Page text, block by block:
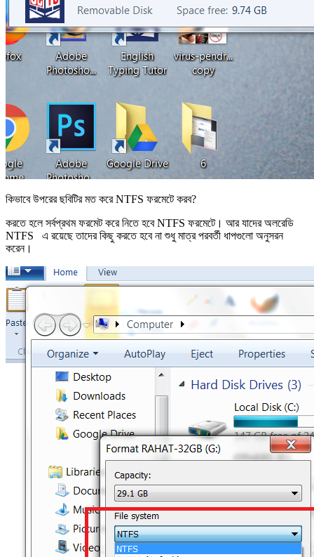
কিভাবে উপরের ছবিটির মত করে NTFS ফরমেটে করব?
করতে হলে সর্বপ্রথম ফরমেট করে নিতে হবে NTFS ফরমেটে। আর যাদের অলরেডি
NTFS এ রয়েছে তাদের কিছু করতে হবে না শুধু মাত্র পরবর্তী ধাপগুলো অনুসরন
করেন।